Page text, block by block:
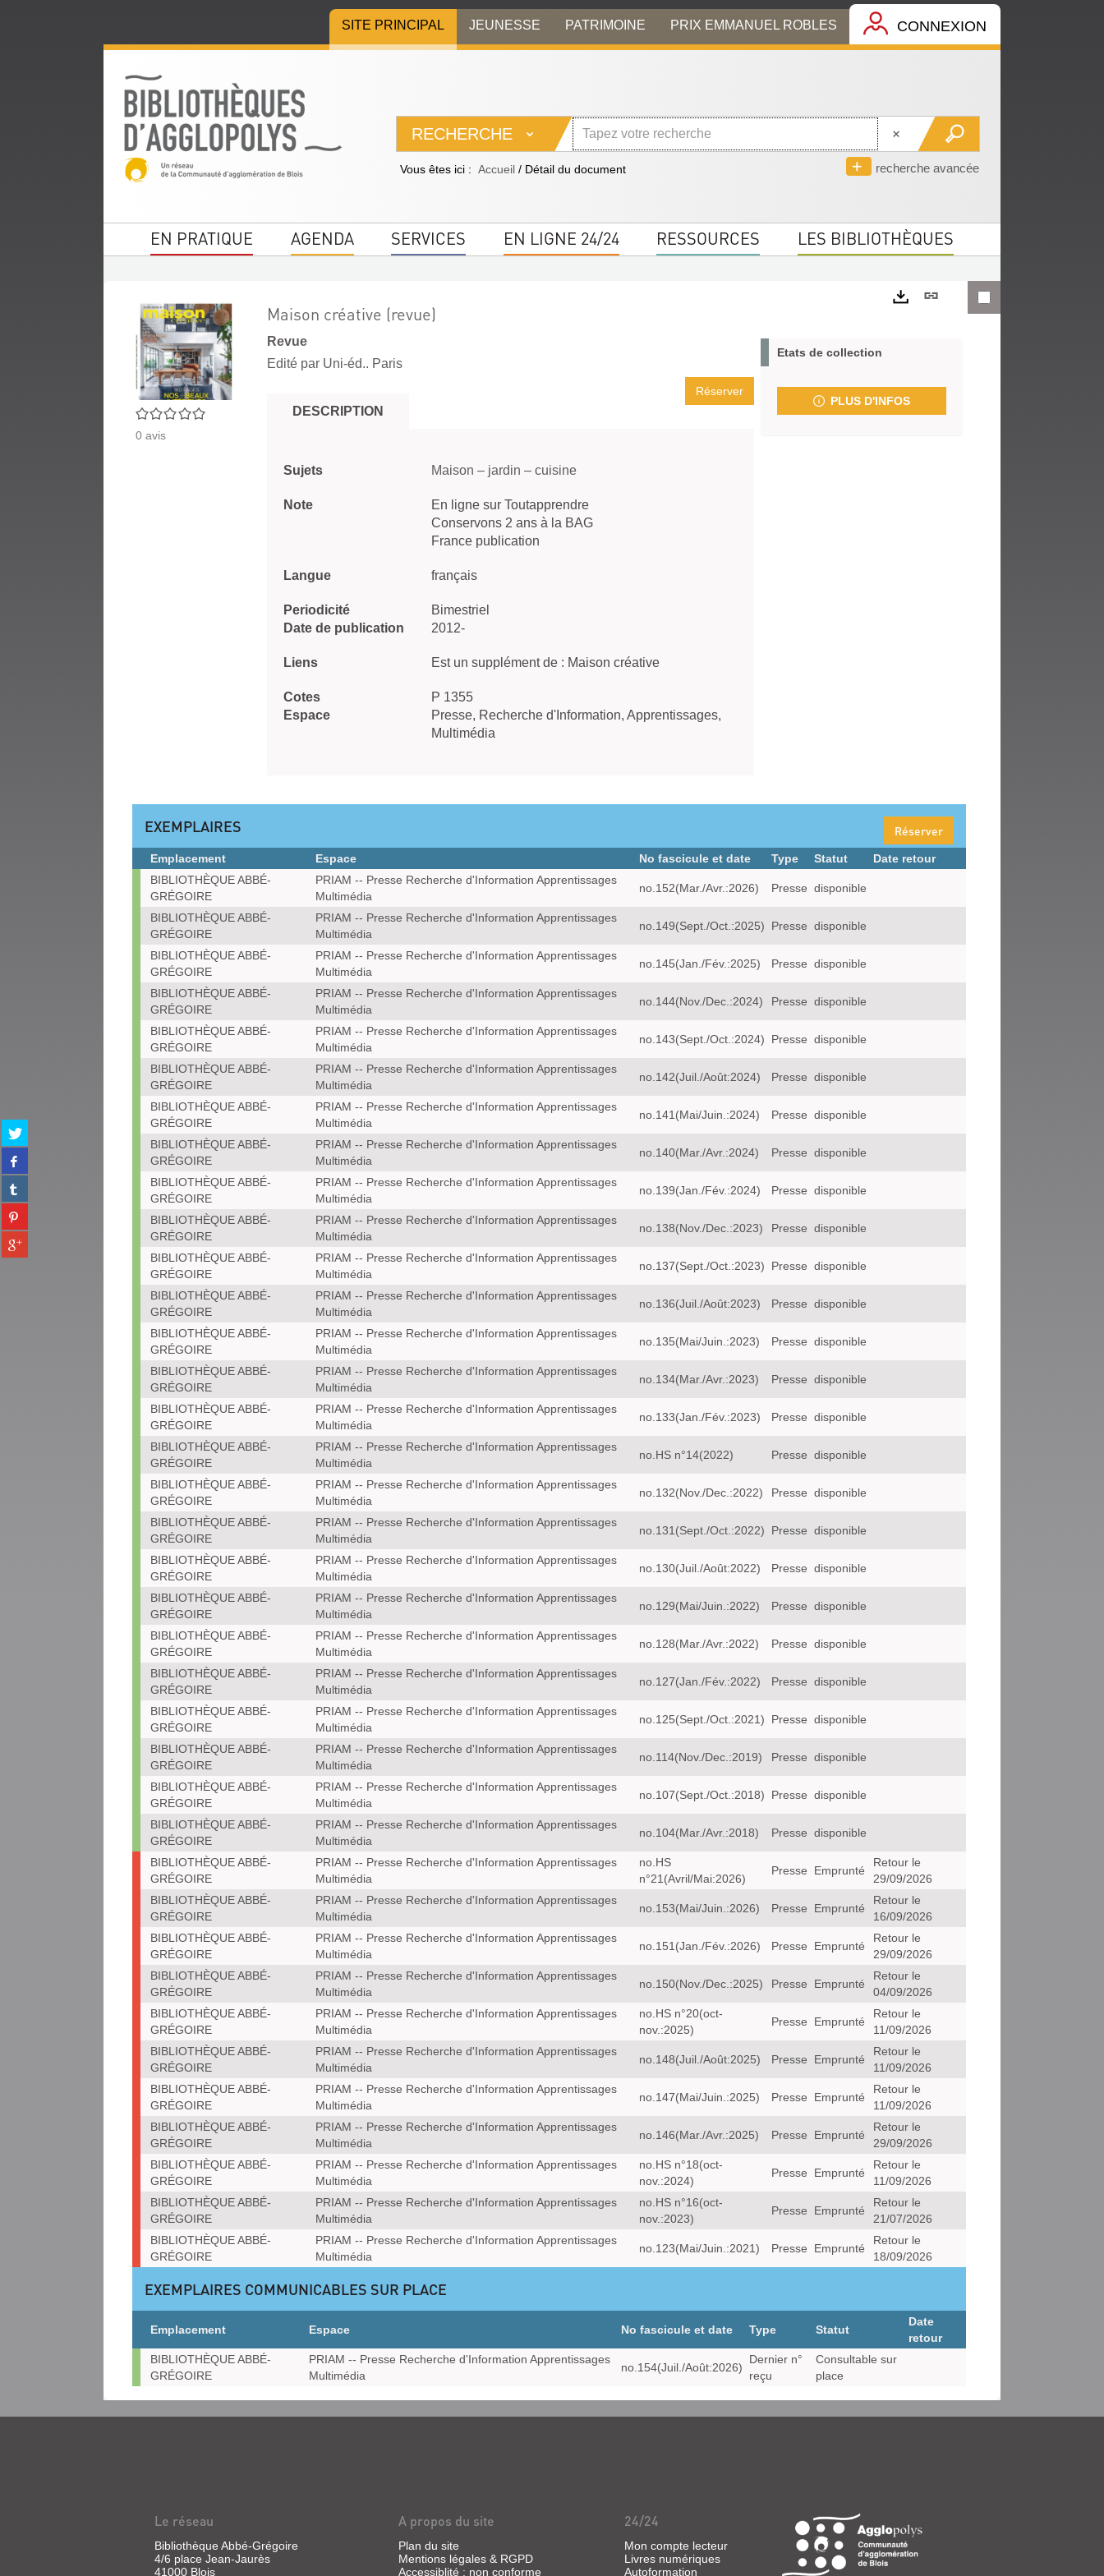
menu
contenu
la
SITE PRINCIPAL JEUNESSE PATRIMOINE PRIX EMMANUEL ROBLES CONNEXION
RECHERCHE
recherche avancée
Vous êtes ici : Accueil / Détail du document
EN PRATIQUE AGENDA SERVICES EN LIGNE 24/24 RESSOURCES LES BIBLIOTHÈQUES
Partager
sur
twitter
(Nouvelle
fenêtre)
Partager
sur
facebook
(Nouvelle
fenêtre)
Partager
sur
tumblr
(Nouvelle
fenêtre)
Partager
sur
pinterest
(Nouvelle
Partager
sur
0/5
0 avis
Maison créative (revue)
Revue
Edité par Uni-éd.. Paris
Réserver
DESCRIPTION
Sujets Maison – jardin – cuisine
Note
En ligne sur Toutapprendre
Conservons 2 ans à la BAG
France publication
Langue français
Periodicité
Bimestriel
Date de publication
2012-
Liens Est un supplément de : Maison créative
Cotes
P 1355
Espace
Presse, Recherche d'Information, Apprentissages,
Multimédia
Lien
Etats de collection
PLUS D'INFOS
EXEMPLAIRES Réserver
Exemplaires
Emplacement Espace No fascicule et date Type Statut
Date retour
BIBLIOTHÈQUE ABBÉ-
GRÉGOIRE
PRIAM -- Presse Recherche d'Information Apprentissages
Multimédia
no.152(Mar./Avr.:2026) Presse disponible
BIBLIOTHÈQUE ABBÉ-
GRÉGOIRE
PRIAM -- Presse Recherche d'Information Apprentissages
Multimédia
no.149(Sept./Oct.:2025) Presse disponible
BIBLIOTHÈQUE ABBÉ-
GRÉGOIRE
PRIAM -- Presse Recherche d'Information Apprentissages
Multimédia
no.145(Jan./Fév.:2025) Presse disponible
BIBLIOTHÈQUE ABBÉ-
GRÉGOIRE
PRIAM -- Presse Recherche d'Information Apprentissages
Multimédia
no.144(Nov./Dec.:2024) Presse disponible
BIBLIOTHÈQUE ABBÉ-
GRÉGOIRE
PRIAM -- Presse Recherche d'Information Apprentissages
Multimédia
no.143(Sept./Oct.:2024) Presse disponible
BIBLIOTHÈQUE ABBÉ-
GRÉGOIRE
PRIAM -- Presse Recherche d'Information Apprentissages
Multimédia
no.142(Juil./Août:2024) Presse disponible
BIBLIOTHÈQUE ABBÉ-
GRÉGOIRE
PRIAM -- Presse Recherche d'Information Apprentissages
Multimédia
no.141(Mai/Juin.:2024) Presse disponible
BIBLIOTHÈQUE ABBÉ-
GRÉGOIRE
PRIAM -- Presse Recherche d'Information Apprentissages
Multimédia
no.140(Mar./Avr.:2024) Presse disponible
BIBLIOTHÈQUE ABBÉ-
GRÉGOIRE
PRIAM -- Presse Recherche d'Information Apprentissages
Multimédia
no.139(Jan./Fév.:2024) Presse disponible
BIBLIOTHÈQUE ABBÉ-
GRÉGOIRE
PRIAM -- Presse Recherche d'Information Apprentissages
Multimédia
no.138(Nov./Dec.:2023) Presse disponible
BIBLIOTHÈQUE ABBÉ-
GRÉGOIRE
PRIAM -- Presse Recherche d'Information Apprentissages
Multimédia
no.137(Sept./Oct.:2023) Presse disponible
BIBLIOTHÈQUE ABBÉ-
GRÉGOIRE
PRIAM -- Presse Recherche d'Information Apprentissages
Multimédia
no.136(Juil./Août:2023) Presse disponible
BIBLIOTHÈQUE ABBÉ-
GRÉGOIRE
PRIAM -- Presse Recherche d'Information Apprentissages
Multimédia
no.135(Mai/Juin.:2023) Presse disponible
BIBLIOTHÈQUE ABBÉ-
GRÉGOIRE
PRIAM -- Presse Recherche d'Information Apprentissages
Multimédia
no.134(Mar./Avr.:2023) Presse disponible
BIBLIOTHÈQUE ABBÉ-
GRÉGOIRE
PRIAM -- Presse Recherche d'Information Apprentissages
Multimédia
no.133(Jan./Fév.:2023) Presse disponible
BIBLIOTHÈQUE ABBÉ-
GRÉGOIRE
PRIAM -- Presse Recherche d'Information Apprentissages
Multimédia
no.HS n°14(2022) Presse disponible
BIBLIOTHÈQUE ABBÉ-
GRÉGOIRE
PRIAM -- Presse Recherche d'Information Apprentissages
Multimédia
no.132(Nov./Dec.:2022) Presse disponible
BIBLIOTHÈQUE ABBÉ-
GRÉGOIRE
PRIAM -- Presse Recherche d'Information Apprentissages
Multimédia
no.131(Sept./Oct.:2022) Presse disponible
BIBLIOTHÈQUE ABBÉ-
GRÉGOIRE
PRIAM -- Presse Recherche d'Information Apprentissages
Multimédia
no.130(Juil./Août:2022) Presse disponible
BIBLIOTHÈQUE ABBÉ-
GRÉGOIRE
PRIAM -- Presse Recherche d'Information Apprentissages
Multimédia
no.129(Mai/Juin.:2022) Presse disponible
BIBLIOTHÈQUE ABBÉ-
GRÉGOIRE
PRIAM -- Presse Recherche d'Information Apprentissages
Multimédia
no.128(Mar./Avr.:2022) Presse disponible
BIBLIOTHÈQUE ABBÉ-
GRÉGOIRE
PRIAM -- Presse Recherche d'Information Apprentissages
Multimédia
no.127(Jan./Fév.:2022) Presse disponible
BIBLIOTHÈQUE ABBÉ-
GRÉGOIRE
PRIAM -- Presse Recherche d'Information Apprentissages
Multimédia
no.125(Sept./Oct.:2021) Presse disponible
BIBLIOTHÈQUE ABBÉ-
GRÉGOIRE
PRIAM -- Presse Recherche d'Information Apprentissages
Multimédia
no.114(Nov./Dec.:2019) Presse disponible
BIBLIOTHÈQUE ABBÉ-
GRÉGOIRE
PRIAM -- Presse Recherche d'Information Apprentissages
Multimédia
no.107(Sept./Oct.:2018) Presse disponible
BIBLIOTHÈQUE ABBÉ-
GRÉGOIRE
PRIAM -- Presse Recherche d'Information Apprentissages
Multimédia
no.104(Mar./Avr.:2018) Presse disponible
BIBLIOTHÈQUE ABBÉ-
GRÉGOIRE
PRIAM -- Presse Recherche d'Information Apprentissages
Multimédia
no.HS
n°21(Avril/Mai:2026)
Presse Emprunté
Retour le
29/09/2026
BIBLIOTHÈQUE ABBÉ-
GRÉGOIRE
PRIAM -- Presse Recherche d'Information Apprentissages
Multimédia
no.153(Mai/Juin.:2026) Presse Emprunté
Retour le
16/09/2026
BIBLIOTHÈQUE ABBÉ-
GRÉGOIRE
PRIAM -- Presse Recherche d'Information Apprentissages
Multimédia
no.151(Jan./Fév.:2026) Presse Emprunté
Retour le
29/09/2026
BIBLIOTHÈQUE ABBÉ-
GRÉGOIRE
PRIAM -- Presse Recherche d'Information Apprentissages
Multimédia
no.150(Nov./Dec.:2025) Presse Emprunté
Retour le
04/09/2026
BIBLIOTHÈQUE ABBÉ-
GRÉGOIRE
PRIAM -- Presse Recherche d'Information Apprentissages
Multimédia
no.HS n°20(oct-
nov.:2025)
Presse Emprunté
Retour le
11/09/2026
BIBLIOTHÈQUE ABBÉ-
GRÉGOIRE
PRIAM -- Presse Recherche d'Information Apprentissages
Multimédia
no.148(Juil./Août:2025) Presse Emprunté
Retour le
11/09/2026
BIBLIOTHÈQUE ABBÉ-
GRÉGOIRE
PRIAM -- Presse Recherche d'Information Apprentissages
Multimédia
no.147(Mai/Juin.:2025) Presse Emprunté
Retour le
11/09/2026
BIBLIOTHÈQUE ABBÉ-
GRÉGOIRE
PRIAM -- Presse Recherche d'Information Apprentissages
Multimédia
no.146(Mar./Avr.:2025) Presse Emprunté
Retour le
29/09/2026
BIBLIOTHÈQUE ABBÉ-
GRÉGOIRE
PRIAM -- Presse Recherche d'Information Apprentissages
Multimédia
no.HS n°18(oct-
nov.:2024)
Presse Emprunté
Retour le
11/09/2026
BIBLIOTHÈQUE ABBÉ-
GRÉGOIRE
PRIAM -- Presse Recherche d'Information Apprentissages
Multimédia
no.HS n°16(oct-
nov.:2023)
Presse Emprunté
Retour le
21/07/2026
BIBLIOTHÈQUE ABBÉ-
GRÉGOIRE
PRIAM -- Presse Recherche d'Information Apprentissages
Multimédia
no.123(Mai/Juin.:2021) Presse Emprunté
Retour le
18/09/2026
EXEMPLAIRES COMMUNICABLES SUR PLACE
Exemplaires
communicables
sur
Emplacement Espace No fascicule et date Type Statut
Date
retour
BIBLIOTHÈQUE ABBÉ-
GRÉGOIRE
PRIAM -- Presse Recherche d'Information Apprentissages
Multimédia
no.154(Juil./Août:2026)
Dernier n°
reçu
Consultable sur
place
Le réseau
Bibliothèque Abbé-Grégoire
4/6 place Jean-Jaurès
41000 Blois
A propos du site
Plan du site
Mentions légales & RGPD
Accessiblité : non conforme
24/24
Mon compte lecteur
Livres numériques
Autoformation